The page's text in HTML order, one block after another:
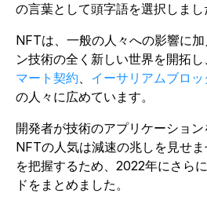
の言葉として頭字語を選択しまし
NFTは、一般の人々への影響に
ン技術の全く新しい世界を開拓
マート契約、 イーサリアムブロ
の人々に広めています。
開発者が技術のアプリケーション
NFTの人気は減速の兆しを見せ
を把握するため、2022年にさら
ドをまとめました。